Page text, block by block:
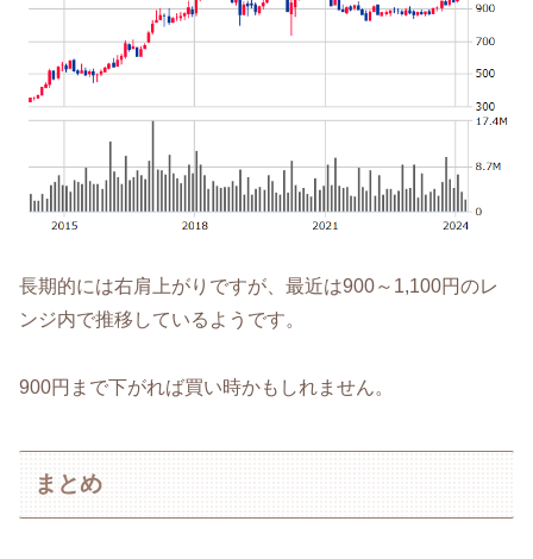
長期的には右肩上がりですが、最近は900～1,100円のレ
ンジ内で推移しているようです。
900円まで下がれば買い時かもしれません。
まとめ